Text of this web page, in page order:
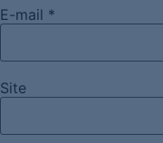
E-mail *
Site